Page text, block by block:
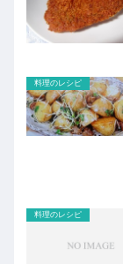
料理のレシピ
料理のレシピ